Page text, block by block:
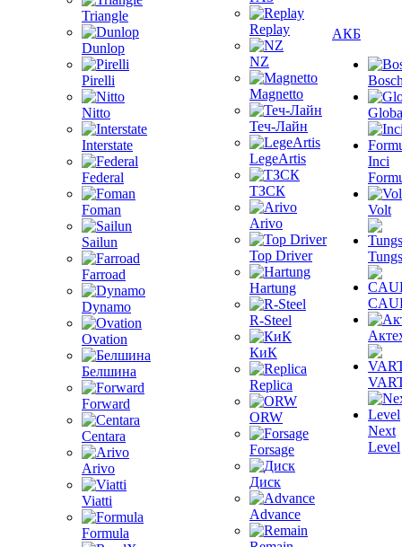
Triangle
Dunlop
Pirelli
Nitto
Interstate
Federal
Foman
Sailun
Farroad
Dynamo
Ovation
Белшина
Forward
Centara
Arivo
Viatti
Formula
Replay
NZ
Magnetto
Теч-Лайн
LegeArtis
ТЗСК
Arivo
Top Driver
Hartung
R-Steel
КиК
Replica
ORW
Forsage
Диск
Advance
АКБ
Inci
Volt
Next
Level